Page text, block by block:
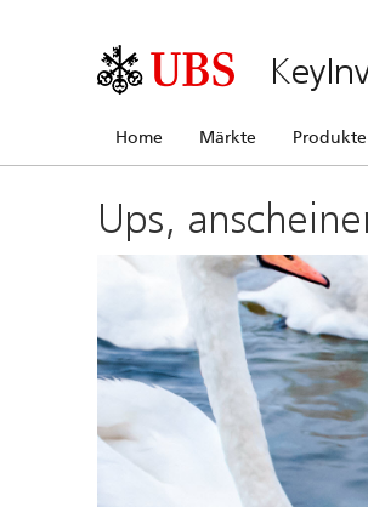
Home Märkte Produkte
Ups,